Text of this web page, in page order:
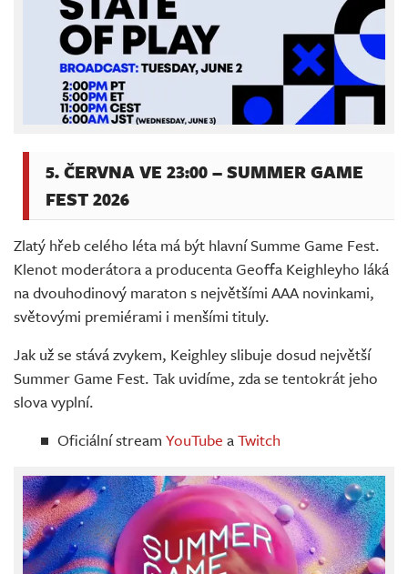
5. ČERVNA VE 23:00 – SUMMER GAME
FEST 2026
Zlatý hřeb celého léta má být hlavní Summe Game Fest.
Klenot moderátora a producenta Geoffa Keighleyho láká
na dvouhodinový maraton s největšími AAA novinkami,
světovými premiérami i menšími tituly.
Jak už se stává zvykem, Keighley slibuje dosud největší
Summer Game Fest. Tak uvidíme, zda se tentokrát jeho
slova vyplní.
Oficiální stream YouTube aTwitch